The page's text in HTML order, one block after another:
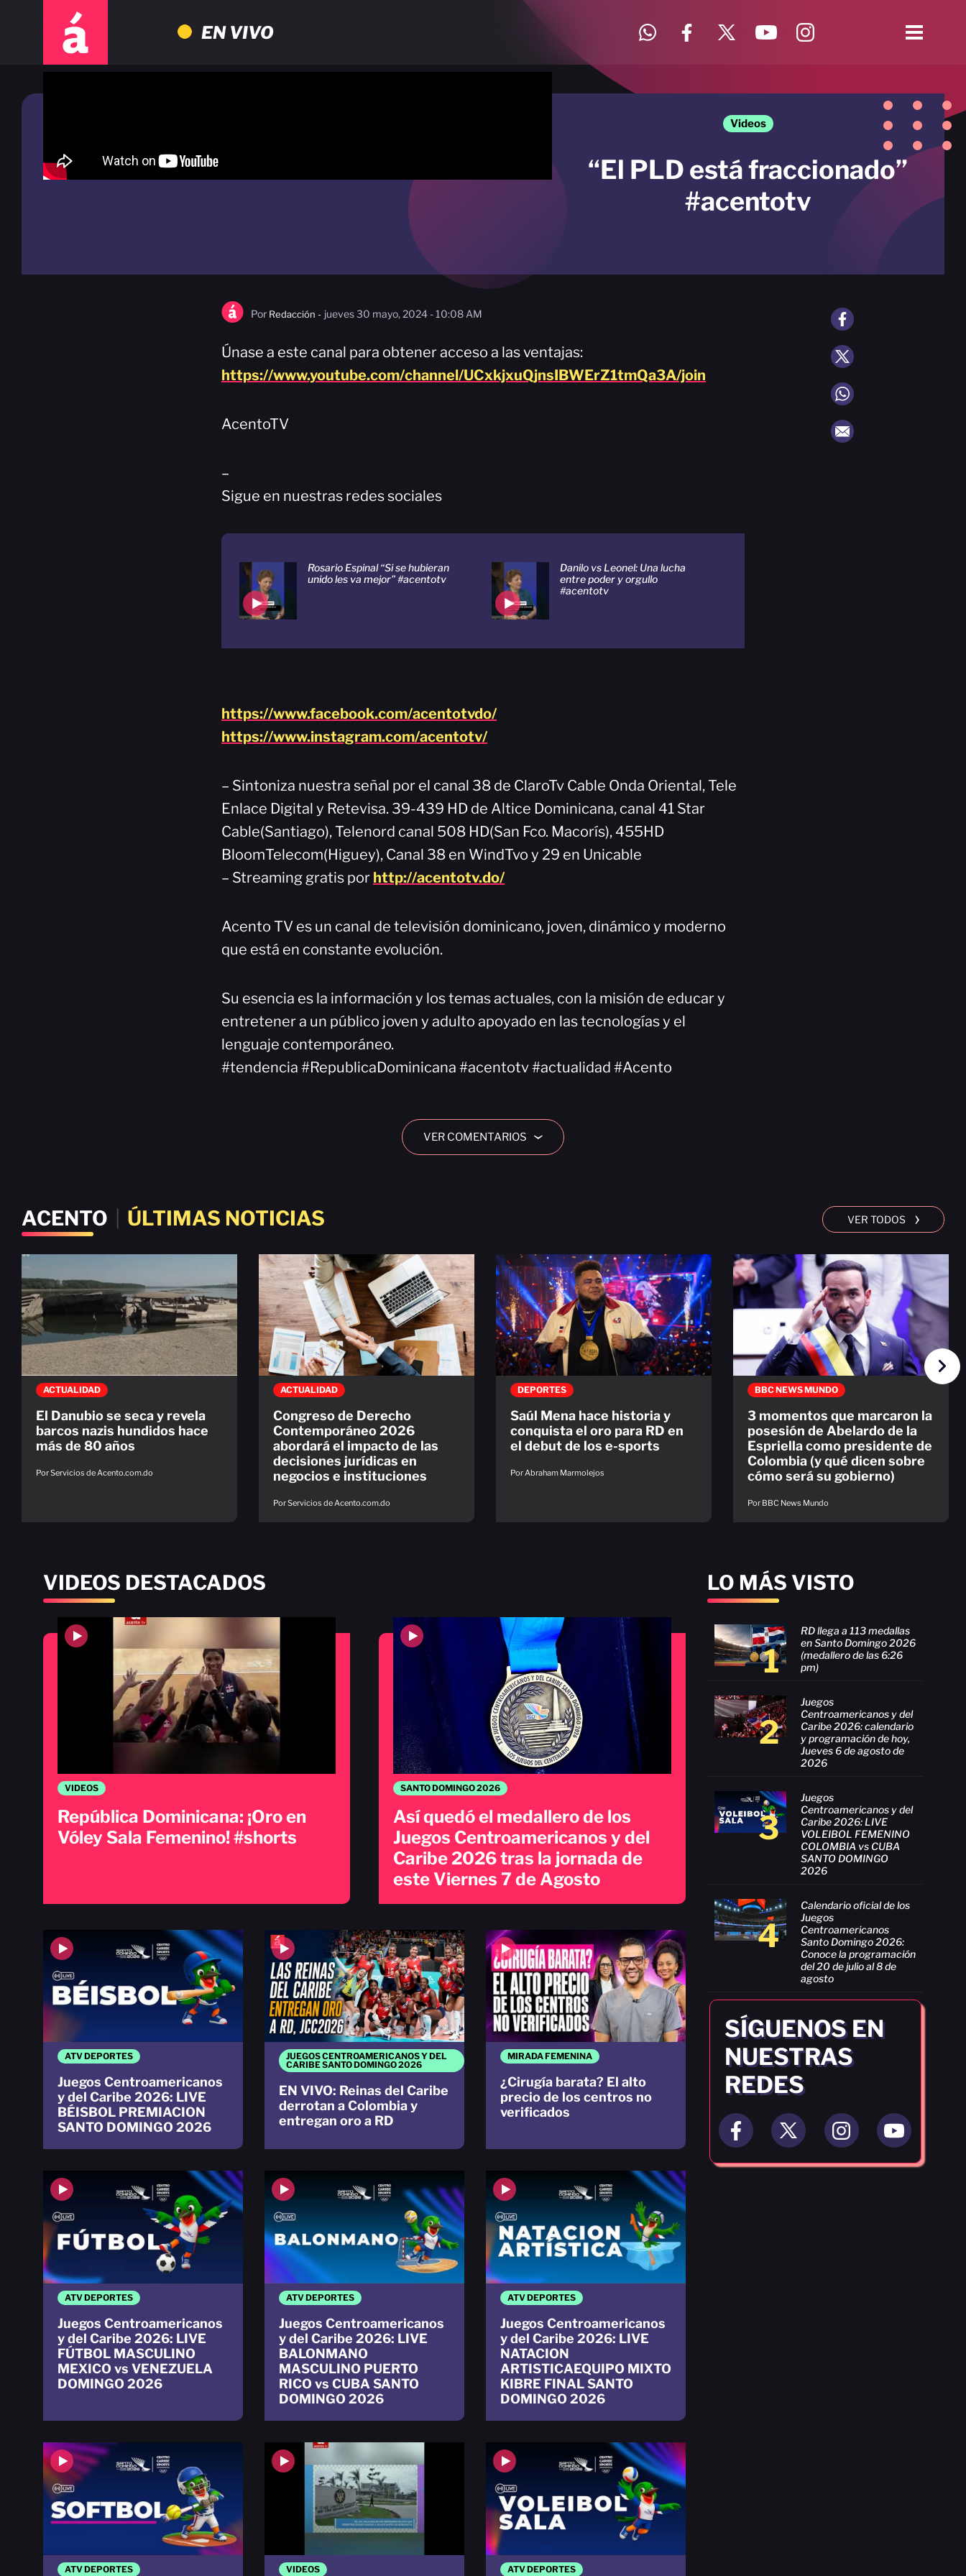
EN VIVO
Videos
“El PLD está fraccionado”
#acentotv
Por Redacción - jueves 30 mayo, 2024 - 10:08 AM
Únase a este canal para obtener acceso a las ventajas:
https://www.youtube.com/channel/UCxkjxuQjnsIBWErZ1tmQa3A/join
AcentoTV
–
Sigue en nuestras redes sociales
Rosario Espinal “Si se hubieran
unido les va mejor” #acentotv
Danilo vs Leonel: Una lucha
entre poder y orgullo
#acentotv
https://www.facebook.com/acentotvdo/
https://www.instagram.com/acentotv/
– Sintoniza nuestra señal por el canal 38 de ClaroTv Cable Onda Oriental, Tele
Enlace Digital y Retevisa. 39-439 HD de Altice Dominicana, canal 41 Star
Cable(Santiago), Telenord canal 508 HD(San Fco. Macorís), 455HD
BloomTelecom(Higuey), Canal 38 en WindTvo y 29 en Unicable
– Streaming gratis por http://acentotv.do/
Acento TV es un canal de televisión dominicano, joven, dinámico y moderno
que está en constante evolución.
Su esencia es la información y los temas actuales, con la misión de educar y
entretener a un público joven y adulto apoyado en las tecnologías y el
lenguaje contemporáneo.
#tendencia #RepublicaDominicana #acentotv #actualidad #Acento
VER COMENTARIOS ›
ACENTO ÚLTIMAS NOTICIAS VER TODOS ›
ACTUALIDAD
El Danubio se seca y revela
barcos nazis hundidos hace
más de 80 años
Por Servicios de Acento.com.do
ACTUALIDAD
Congreso de Derecho
Contemporáneo 2026
abordará el impacto de las
decisiones jurídicas en
negocios e instituciones
Por Servicios de Acento.com.do
DEPORTES
Saúl Mena hace historia y
conquista el oro para RD en
el debut de los e-sports
Por Abraham Marmolejos
BBC NEWS MUNDO
3 momentos que marcaron la
posesión de Abelardo de la
Espriella como presidente de
Colombia (y qué dicen sobre
cómo será su gobierno)
Por BBC News Mundo
LO MÁS VISTO
1
RD llega a 113 medallas
en Santo Domingo 2026
(medallero de las 6:26
pm)
2
Juegos
Centroamericanos y del
Caribe 2026: calendario
y programación de hoy,
Jueves 6 de agosto de
2026
3
Juegos
Centroamericanos y del
Caribe 2026: LIVE
VOLEIBOL FEMENINO
COLOMBIA vs CUBA
SANTO DOMINGO
2026
4
Calendario oficial de los
Juegos
Centroamericanos
Santo Domingo 2026:
Conoce la programación
del 20 de julio al 8 de
agosto
SÍGUENOS EN
NUESTRAS
REDES
VIDEOS DESTACADOS
VIDEOS
República Dominicana: ¡Oro en
Vóley Sala Femenino! #shorts
SANTO DOMINGO 2026
Así quedó el medallero de los
Juegos Centroamericanos y del
Caribe 2026 tras la jornada de
este Viernes 7 de Agosto
ATV DEPORTES
Juegos Centroamericanos
y del Caribe 2026: LIVE
BÉISBOL PREMIACION
SANTO DOMINGO 2026
JUEGOS CENTROAMERICANOS Y DEL
CARIBE SANTO DOMINGO 2026
EN VIVO: Reinas del Caribe
derrotan a Colombia y
entregan oro a RD
MIRADA FEMENINA
¿Cirugía barata? El alto
precio de los centros no
verificados
ATV DEPORTES
Juegos Centroamericanos
y del Caribe 2026: LIVE
FÚTBOL MASCULINO
MEXICO vs VENEZUELA
DOMINGO 2026
ATV DEPORTES
Juegos Centroamericanos
y del Caribe 2026: LIVE
BALONMANO
MASCULINO PUERTO
RICO vs CUBA SANTO
DOMINGO 2026
ATV DEPORTES
Juegos Centroamericanos
y del Caribe 2026: LIVE
NATACION
ARTISTICAEQUIPO MIXTO
KIBRE FINAL SANTO
DOMINGO 2026
ATV DEPORTES VIDEOS ATV DEPORTES